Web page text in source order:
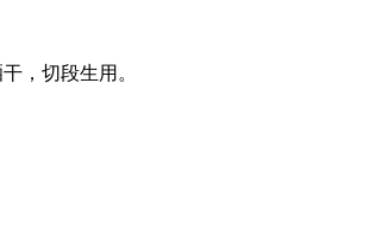
，切段生用。